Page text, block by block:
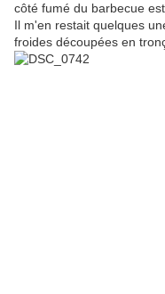
côté fumé du barbecue
Il m'en restait quelques
froides découpées en